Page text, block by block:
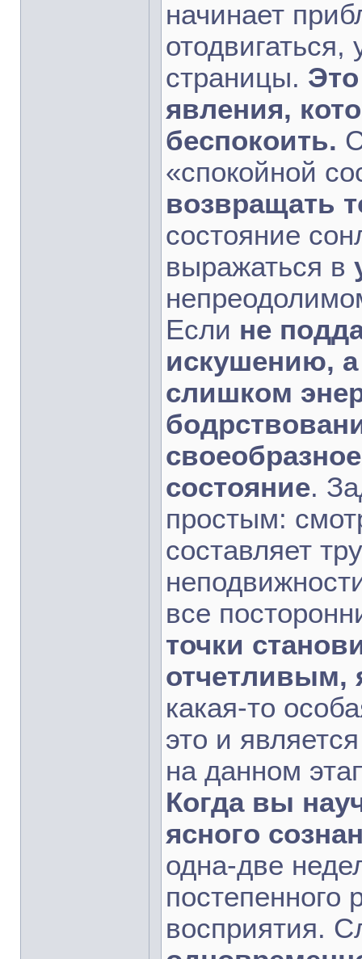
начинает
отодвигаться,
страницы.
явления,
беспокоить.
«спокойной
возвращать
состояние
выражаться в
Если не
искушению,
слишком
состояние.
простым:
составляет
все
точки
какая-то
это и
на данном
Когда вы
ясного
одна-две
восприятия.